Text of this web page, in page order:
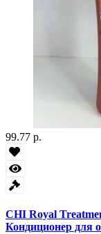
99.77 р.
CHI Royal
Кондиционер для